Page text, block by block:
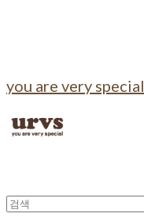
you are very special